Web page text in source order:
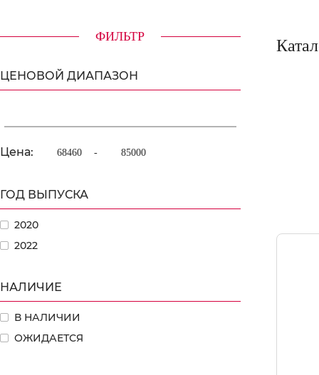
ФИЛЬТР
ЦЕНОВОЙ ДИАПАЗОН
Цена: -
ГОД ВЫПУСКА
2020
2022
НАЛИЧИЕ
В НАЛИЧИИ
ОЖИДАЕТСЯ